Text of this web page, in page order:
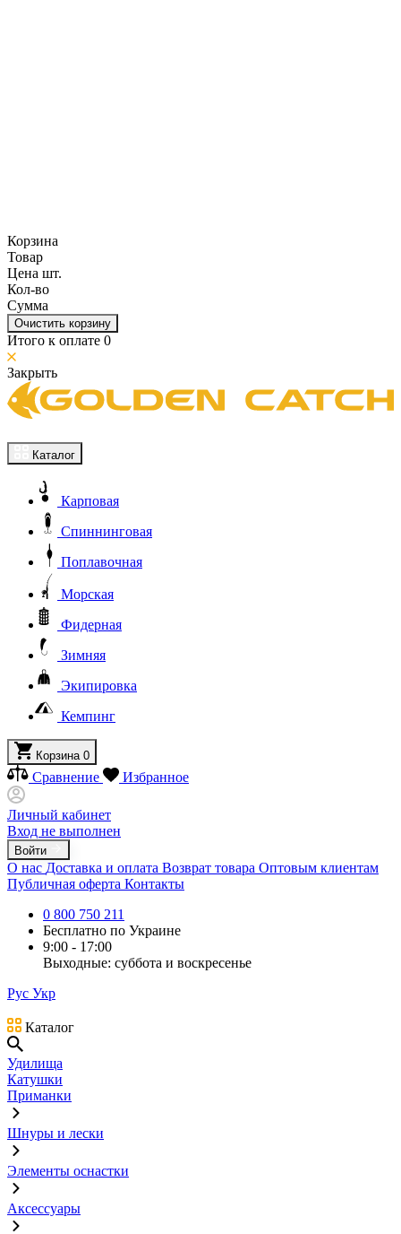
Корзина
Товар
Цена шт.
Кол-во
Сумма
Очистить корзину
Итого к оплате 0
Закрыть
Каталог
Карповая
Спиннинговая
Поплавочная
Морская
Фидерная
Зимняя
Экипировка
Кемпинг
Корзина 0
Сравнение Избранное
Личный кабинет
Вход не выполнен
Войти
О нас Доставка и оплата Возврат товара Оптовым клиентам
Публичная оферта Контакты
0 800 750 211
Бесплатно по Украине
9:00 - 17:00
Выходные: суббота и воскресенье
Рус Укр
Каталог
Удилища
Катушки
Приманки
Шнуры и лески
Элементы оснастки
Аксессуары